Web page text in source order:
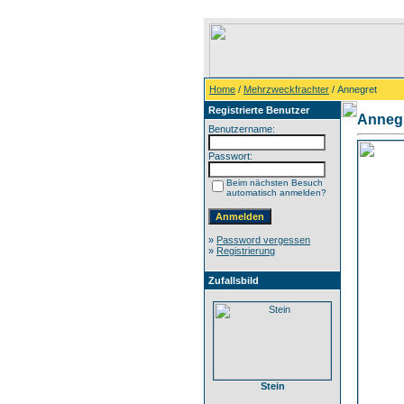
Home / Mehrzweckfrachter / Annegret
Registrierte Benutzer
Benutzername:
Passwort:
Beim nächsten Besuch
automatisch anmelden?
» Password vergessen
» Registrierung
Zufallsbild
Stein